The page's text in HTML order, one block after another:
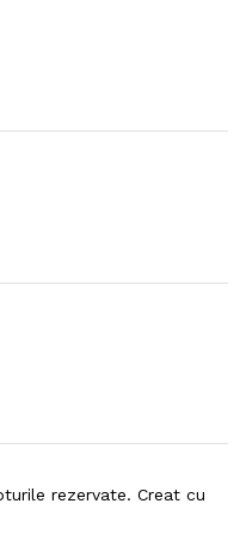
rezervate. Creat cu